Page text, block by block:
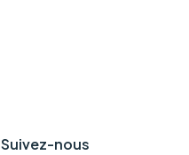
Suivez-nous